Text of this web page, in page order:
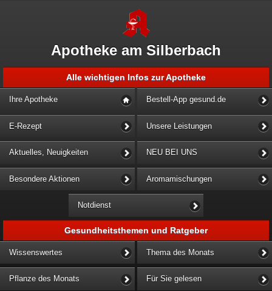
Apotheke am Silberbach
Alle wichtigen Infos zur Apotheke
Ihre Apotheke Bestell-App gesund.de
E-Rezept Unsere Leistungen
Aktuelles, Neuigkeiten NEU BEI UNS
Besondere Aktionen Aromamischungen
Notdienst
Gesundheitsthemen und Ratgeber
Wissenswertes Thema des Monats
Pflanze des Monats Für Sie gelesen